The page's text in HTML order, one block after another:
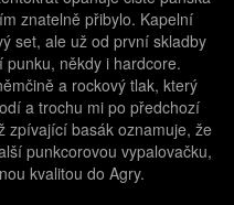
znatelně přibylo. Kapelní
set, ale už od první skladby
někdy i hardcore.
a rockový tlak, který
a trochu mi po předchozí
zpívající basák oznamuje, že
punkcorovou vypalovačku,
kvalitou do Agry.